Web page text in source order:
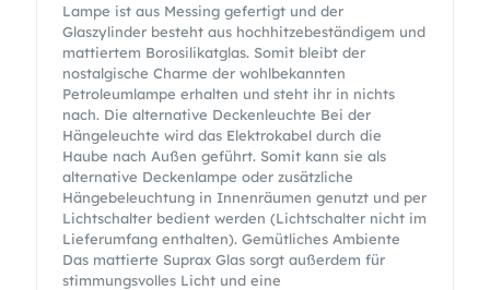
Lampe ist aus Messing gefertigt und der
Glaszylinder besteht aus hochhitzebeständigem und
mattiertem Borosilikatglas. Somit bleibt der
nostalgische Charme der wohlbekannten
Petroleumlampe erhalten und steht ihr in nichts
nach. Die alternative Deckenleuchte Bei der
Hängeleuchte wird das Elektrokabel durch die
Haube nach Außen geführt. Somit kann sie als
alternative Deckenlampe oder zusätzliche
Hängebeleuchtung in Innenräumen genutzt und per
Lichtschalter bedient werden (Lichtschalter nicht im
Lieferumfang enthalten). Gemütliches Ambiente
Das mattierte Suprax Glas sorgt außerdem für
stimmungsvolles Licht und eine